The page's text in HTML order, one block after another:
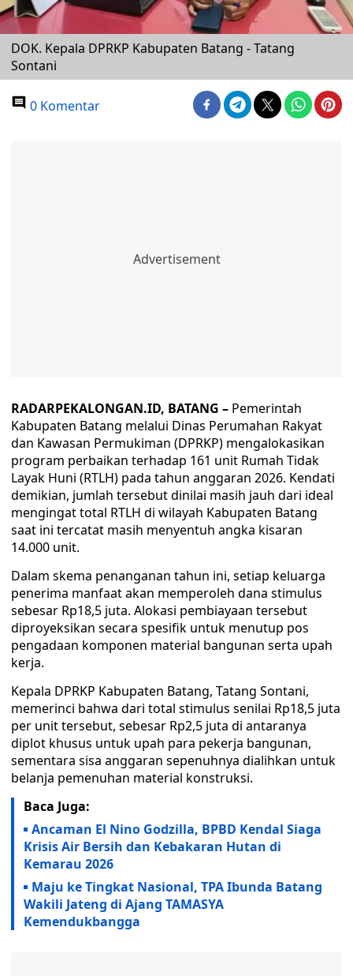
DOK. Kepala DPRKP Kabupaten Batang - Tatang
Sontani
0 Komentar
RADARPEKALONGAN.ID, BATANG – Pemerintah
Kabupaten Batang melalui Dinas Perumahan Rakyat
dan Kawasan Permukiman (DPRKP) mengalokasikan
program perbaikan terhadap 161 unit Rumah Tidak
Layak Huni (RTLH) pada tahun anggaran 2026. Kendati
demikian, jumlah tersebut dinilai masih jauh dari ideal
mengingat total RTLH di wilayah Kabupaten Batang
saat ini tercatat masih menyentuh angka kisaran
14.000 unit.
Dalam skema penanganan tahun ini, setiap keluarga
penerima manfaat akan memperoleh dana stimulus
sebesar Rp18,5 juta. Alokasi pembiayaan tersebut
diproyeksikan secara spesifik untuk menutup pos
pengadaan komponen material bangunan serta upah
kerja.
Kepala DPRKP Kabupaten Batang, Tatang Sontani,
memerinci bahwa dari total stimulus senilai Rp18,5 juta
per unit tersebut, sebesar Rp2,5 juta di antaranya
diplot khusus untuk upah para pekerja bangunan,
sementara sisa anggaran sepenuhnya dialihkan untuk
belanja pemenuhan material konstruksi.
Baca Juga:
Ancaman El Nino Godzilla, BPBD Kendal Siaga
Krisis Air Bersih dan Kebakaran Hutan di
Kemarau 2026
Maju ke Tingkat Nasional, TPA Ibunda Batang
Wakili Jateng di Ajang TAMASYA
Kemendukbangga